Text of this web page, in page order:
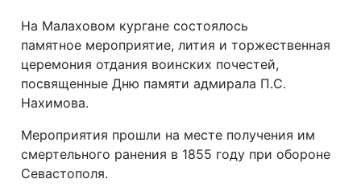
На Малаховом кургане состоялось
памятное мероприятие, лития и торжественная
церемония отдания воинских почестей,
посвященные Дню памяти адмирала П.С.
Нахимова.
Мероприятия прошли на месте получения им
смертельного ранения в 1855 году при обороне
Севастополя.